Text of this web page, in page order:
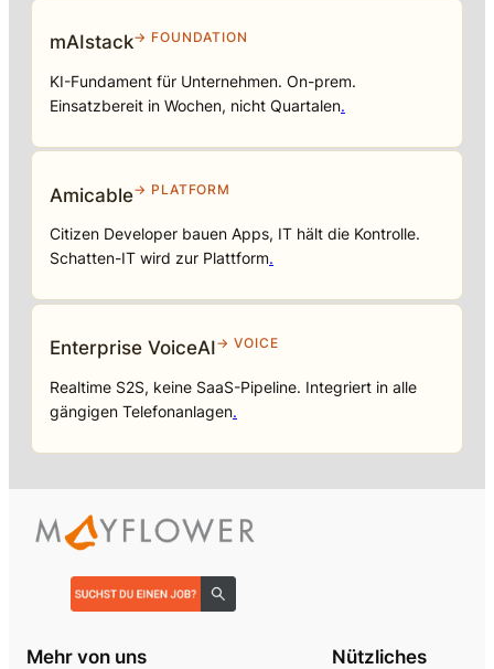
mAIstack→ FOUNDATION
KI-Fundament für Unternehmen. On-prem.
Einsatzbereit in Wochen, nicht Quartalen.
Amicable→ PLATFORM
Citizen Developer bauen Apps, IT hält die Kontrolle.
Schatten-IT wird zur Plattform.
Enterprise VoiceAI→ VOICE
Realtime S2S, keine SaaS-Pipeline. Integriert in alle
gängigen Telefonanlagen.
Mehr von uns Nützliches